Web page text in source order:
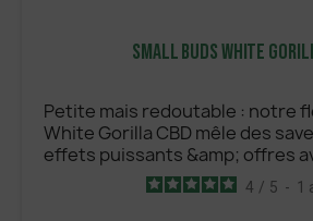
Small Buds White
Petite mais redoutable : notre
White Gorilla CBD mêle des
effets puissants &amp; offres
4 / 5 - 1